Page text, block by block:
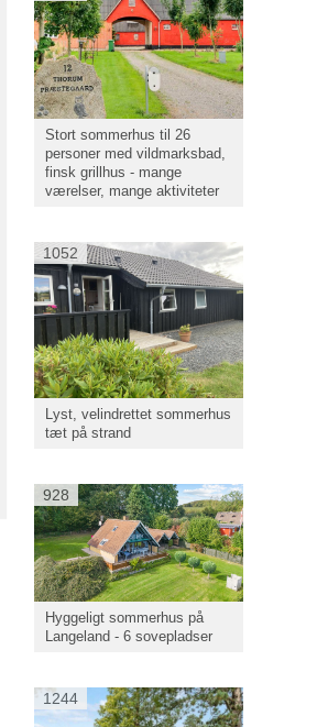
Stort sommerhus til 26
personer med vildmarksbad,
finsk grillhus - mange
værelser, mange aktiviteter
1052
Lyst, velindrettet sommerhus
tæt på strand
928
Hyggeligt sommerhus på
Langeland - 6 sovepladser
1244